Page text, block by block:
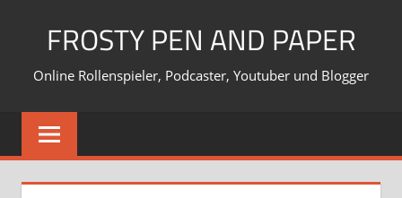
FROSTY PEN AND PAPER
Online Rollenspieler, Podcaster, Youtuber und Blogger